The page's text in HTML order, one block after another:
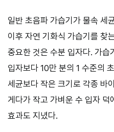
일반 초음파 가습기가 물속 세
이후 자연 기화식 가습기를 찾
중요한 것은 수분 입자다. 가습
입자보다 10만 분의 1 수준의
세균보다 작은 크기로 각종 바
게다가 작고 가벼운 수 입자 덕
효과도 지녔다.